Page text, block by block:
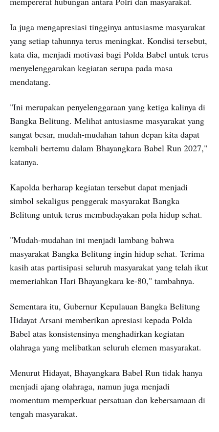
Ia juga mengapresiasi tingginya antusiasme masyarakat
yang setiap tahunnya terus meningkat. Kondisi tersebut,
kata dia, menjadi motivasi bagi Polda Babel untuk terus
menyelenggarakan kegiatan serupa pada masa
mendatang.
"Ini merupakan penyelenggaraan yang ketiga kalinya di
Bangka Belitung. Melihat antusiasme masyarakat yang
sangat besar, mudah-mudahan tahun depan kita dapat
kembali bertemu dalam Bhayangkara Babel Run 2027,"
katanya.
Kapolda berharap kegiatan tersebut dapat menjadi
simbol sekaligus penggerak masyarakat Bangka
Belitung untuk terus membudayakan pola hidup sehat.
"Mudah-mudahan ini menjadi lambang bahwa
masyarakat Bangka Belitung ingin hidup sehat. Terima
kasih atas partisipasi seluruh masyarakat yang telah ikut
memeriahkan Hari Bhayangkara ke-80," tambahnya.
Sementara itu, Gubernur Kepulauan Bangka Belitung
Hidayat Arsani memberikan apresiasi kepada Polda
Babel atas konsistensinya menghadirkan kegiatan
olahraga yang melibatkan seluruh elemen masyarakat.
Menurut Hidayat, Bhayangkara Babel Run tidak hanya
menjadi ajang olahraga, namun juga menjadi
momentum memperkuat persatuan dan kebersamaan di
tengah masyarakat.